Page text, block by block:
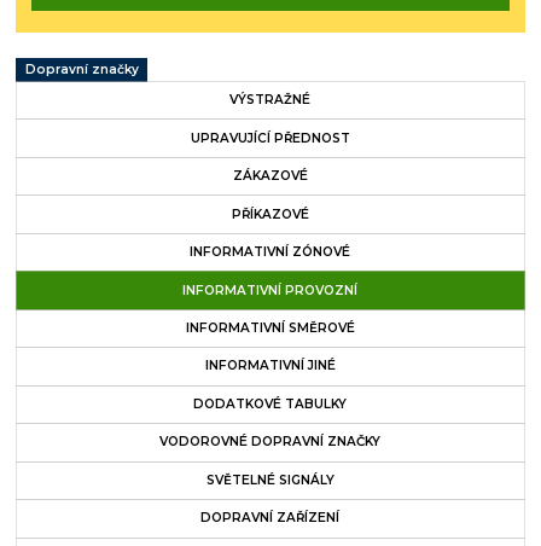
Dopravní značky
VÝSTRAŽNÉ
UPRAVUJÍCÍ PŘEDNOST
ZÁKAZOVÉ
PŘÍKAZOVÉ
INFORMATIVNÍ ZÓNOVÉ
INFORMATIVNÍ PROVOZNÍ
INFORMATIVNÍ SMĚROVÉ
INFORMATIVNÍ JINÉ
DODATKOVÉ TABULKY
VODOROVNÉ DOPRAVNÍ ZNAČKY
SVĚTELNÉ SIGNÁLY
DOPRAVNÍ ZAŘÍZENÍ